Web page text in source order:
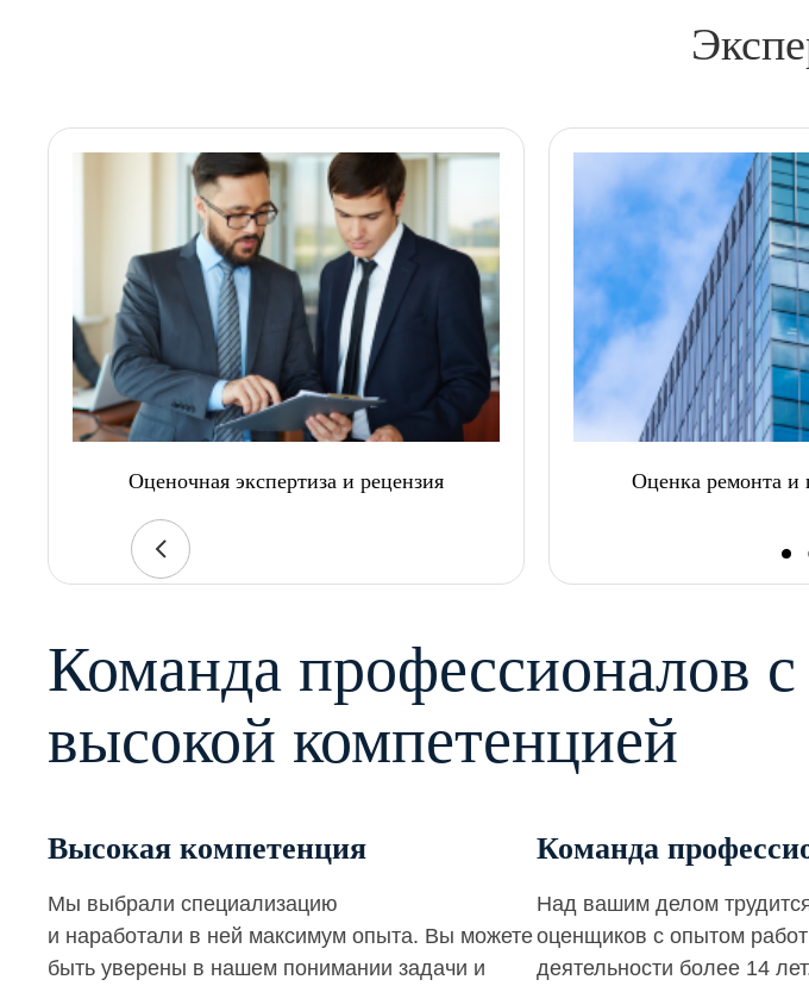
Оценочная экспертиза и рецензия Оценка ремонта и
Команда профессионалов с
высокой компетенцией
Высокая компетенция
Мы выбрали специализацию
и наработали в ней максимум опыта. Вы можете
быть уверены в нашем понимании задачи и
Команда
Над вашим делом
оценщиков с опытом
деятельности более 14